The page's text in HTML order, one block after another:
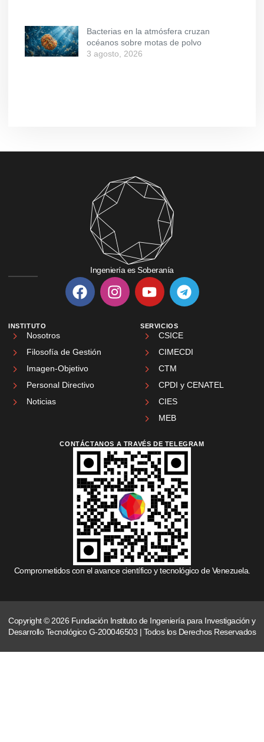
Bacterias en la atmósfera cruzan
océanos sobre motas de polvo
3 agosto, 2026
Ingeniería es Soberanía
INSTITUTO
Nosotros
Filosofía de Gestión
Imagen-Objetivo
Personal Directivo
Noticias
SERVICIOS
CSICE
CIMECDI
CTM
CPDI y CENATEL
CIES
MEB
CONTÁCTANOS A TRAVÉS DE TELEGRAM
Comprometidos con el avance científico y tecnológico de Venezuela.
Copyright © 2026 Fundación Instituto de Ingeniería para Investigación y
Desarrollo Tecnológico G-200046503 | Todos los Derechos Reservados